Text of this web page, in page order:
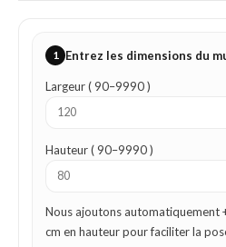
1 Entrez les dimensions du
Largeur ( 90–9990 )
Hauteur ( 90–9990 )
Nous ajoutons automatiquement
cm en hauteur pour faciliter la